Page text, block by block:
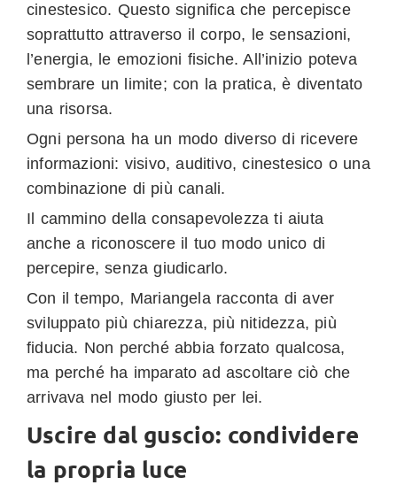
cinestesico. Questo significa che percepisce
soprattutto attraverso il corpo, le sensazioni,
l’energia, le emozioni fisiche. All’inizio poteva
sembrare un limite; con la pratica, è diventato
una risorsa.
Ogni persona ha un modo diverso di ricevere
informazioni: visivo, auditivo, cinestesico o una
combinazione di più canali.
Il cammino della consapevolezza ti aiuta
anche a riconoscere il tuo modo unico di
percepire, senza giudicarlo.
Con il tempo, Mariangela racconta di aver
sviluppato più chiarezza, più nitidezza, più
fiducia. Non perché abbia forzato qualcosa,
ma perché ha imparato ad ascoltare ciò che
arrivava nel modo giusto per lei.
Uscire dal guscio: condividere
la propria luce